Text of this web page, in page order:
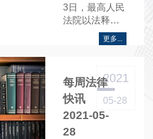
3日，最高人民
法院以法释
〔2021〕11号
公布《关于知
讼中被告以原
告滥用权利为
由请求赔偿合
理开支问题的
更多...
每周法律
快讯
2021-05-
28
2021
05-28